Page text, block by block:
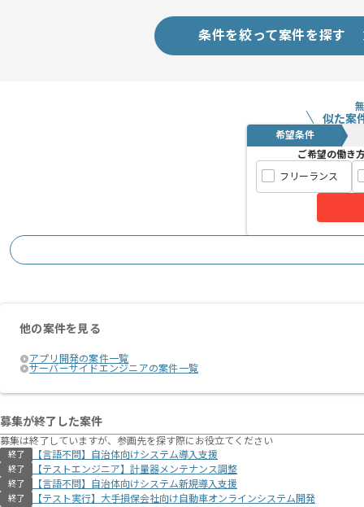
条件を絞って案件を探す
似た案
希望条件
ご希望の働き
フリーランス
他の案件を見る
アプリ開発の案件一覧
サーバーサイドエンジニアの案件一覧
募集が終了した案件
募集は終了していますが、参画先を探す際にお役立てください
終了 【言語不問】自治体向けシステム導入支援
終了 【テストエンジニア】計量器メンテナンス調整
終了 【言語不問】自治体向けシステム新規導入支援
終了 【テスト実行】大手損保会社向け自動車オンラインシステム開発